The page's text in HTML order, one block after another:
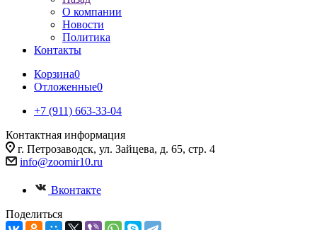
О компании
Новости
Политика
Контакты
Корзина0
Отложенные0
+7 (911) 663-33-04
Контактная информация
г. Петрозаводск, ул. Зайцева, д. 65, стр. 4
info@zoomir10.ru
Вконтакте
Поделиться